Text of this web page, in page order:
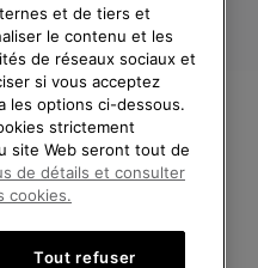
Légales
SOREL.
LIVRAISON.
disponibles
et de tiers et
le contenu et les
de réseaux sociaux et
si vous acceptez
les options ci-dessous.
strictement
site Web seront tout de
de détails et consulter
cookies.
Tout refuser